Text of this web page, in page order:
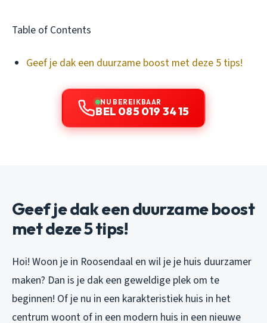
Table of Contents
Geef je dak een duurzame boost met deze 5 tips!
NU BEREIKBAAR
BEL 085 019 34 15
Geef je dak een duurzame boost
met deze 5 tips!
Hoi! Woon je in Roosendaal en wil je je huis duurzamer
maken? Dan is je dak een geweldige plek om te
beginnen! Of je nu in een karakteristiek huis in het
centrum woont of in een modern huis in een nieuwe